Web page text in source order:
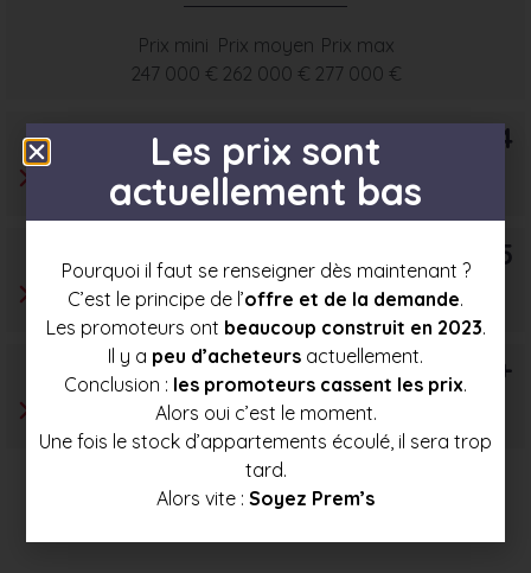
Prix mini
247 000 €
Prix moyen
262 000 €
Prix max
277 000 €
T4
T5
T6+
Les prix sont
actuellement bas
Pourquoi il faut se renseigner dès maintenant ?
C’est le principe de l’offre et de la demande.
Les promoteurs ont beaucoup construit en 2023.
Il y a peu d’acheteurs actuellement.
Conclusion : les promoteurs cassent les prix.
Alors oui c’est le moment.
Une fois le stock d’appartements écoulé, il sera trop
tard.
Alors vite : Soyez Prem’s